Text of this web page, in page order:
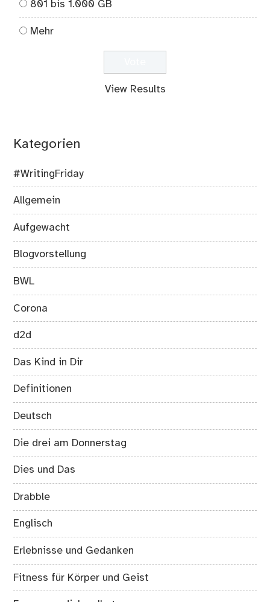
801 bis 1.000 GB
Mehr
View Results
Kategorien
#WritingFriday
Allgemein
Aufgewacht
Blogvorstellung
BWL
Corona
d2d
Das Kind in Dir
Definitionen
Deutsch
Die drei am Donnerstag
Dies und Das
Drabble
Englisch
Erlebnisse und Gedanken
Fitness für Körper und Geist